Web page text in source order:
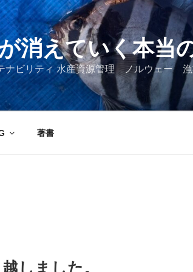
消えていく本当
ナビリティ 水産資源管理 ノルウェー
著書
しました。